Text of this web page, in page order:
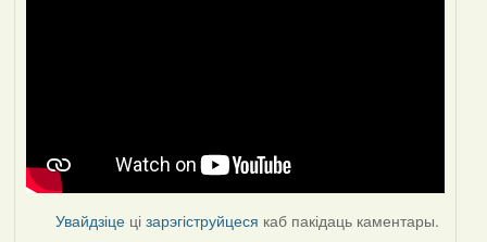
Увайдзіце цізарэгіструйцеся каб пакідаць каментары.